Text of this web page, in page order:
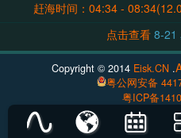
赶海时间：04:34 -
点击查看
Copyright © 2014 Eisk.CN .
粤公网安备
粤ICP备